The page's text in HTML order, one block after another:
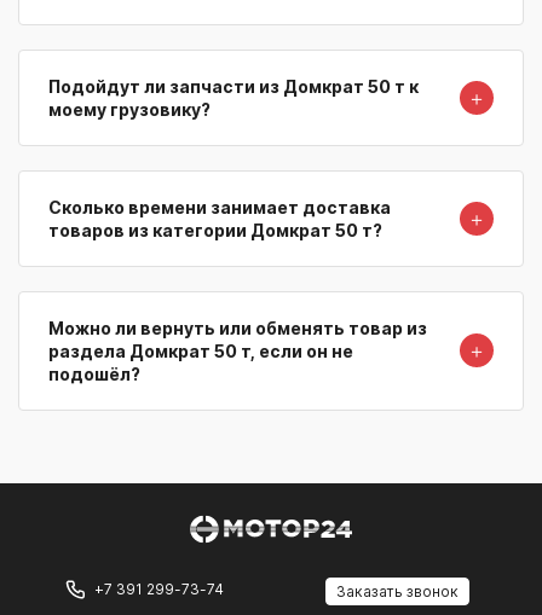
Подойдут ли запчасти из Домкрат 50 т к
моему грузовику?
＋
Сколько времени занимает доставка
товаров из категории Домкрат 50 т?
＋
Можно ли вернуть или обменять товар из
раздела Домкрат 50 т, если он не
подошёл?
＋
+7 391 299-73-74 Заказать звонок